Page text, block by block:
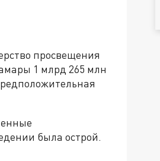
просвещения
1 млрд 265 млн
была острой.